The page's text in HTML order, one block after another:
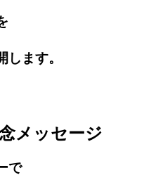
ます。
メッセージ
で